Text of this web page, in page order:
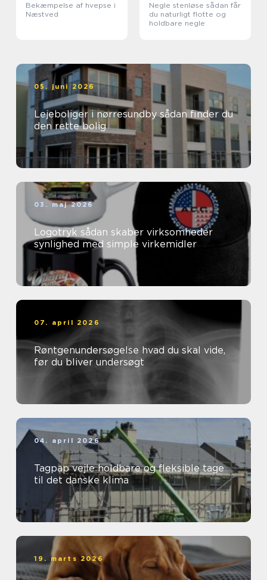
Bekæmpelse af hvepse i
Næstved
Negle stenløse sådan får
du naturligt flotte og
holdbare negle
05. juni 2026
Lejeboliger i nørresundby sådan finder du
den rette bolig
03. maj 2026
Logotryk sådan skaber virksomheder
synlighed med simple virkemidler
07. april 2026
Røntgenundersøgelse hvad du skal vide,
før du bliver undersøgt
04. april 2026
Tagpap vejle holdbare og fleksible tage
til det danske klima
19. marts 2026